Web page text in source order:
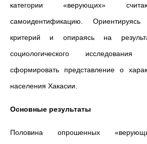
категории «верующих»
самоидентификацию.
критерий и опираясь на
социологического
сформировать представление о
населения Хакасии.
Основные результаты
Половина опрошенных